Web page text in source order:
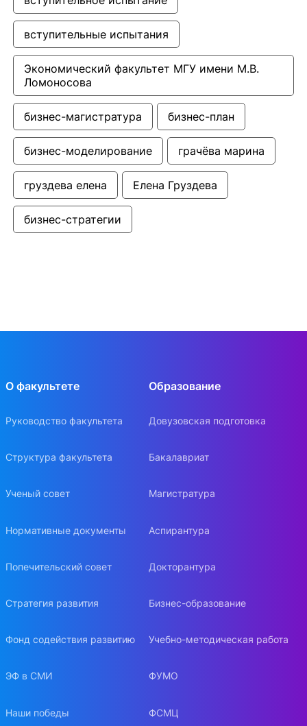
вступительные испытания
Экономический факультет МГУ имени М.В.
Ломоносова
бизнес-магистратура бизнес-план
бизнес-моделирование грачёва марина
груздева елена Елена Груздева
бизнес-стратегии
О факультете
Руководство факультета
Структура факультета
Ученый совет
Нормативные документы
Попечительский совет
Стратегия развития
Фонд содействия развитию
ЭФ в СМИ
Наши победы
Образование
Довузовская подготовка
Бакалавриат
Магистратура
Аспирантура
Докторантура
Бизнес-образование
Учебно-методическая работа
ФУМО
ФСМЦ